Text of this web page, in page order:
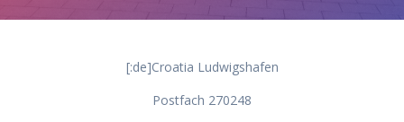
[:de]Croatia Ludwigshafen
Postfach 270248